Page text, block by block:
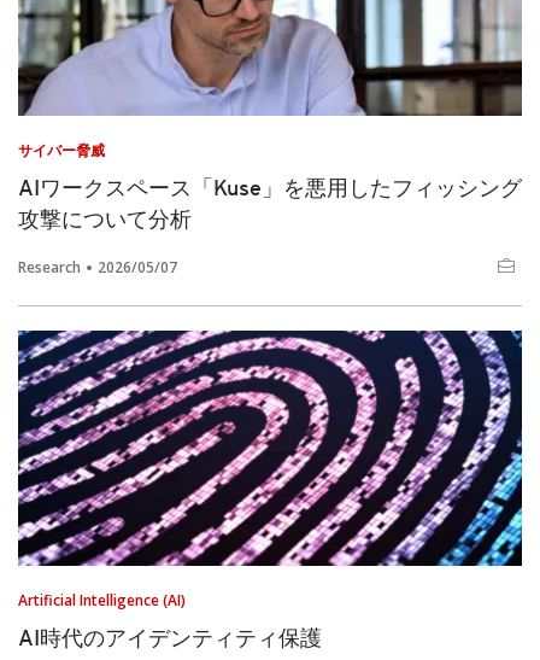
サイバー脅威
AIワークスペース「Kuse」を悪用したフィッシング
攻撃について分析
Research 2026/05/07
Artificial Intelligence (AI)
AI時代のアイデンティティ保護